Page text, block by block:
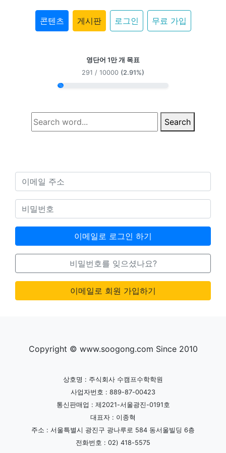
콘텐츠 게시판 로그인 무료 가입
영단어 1만 개 목표
291 / 10000 (2.91%)
Search
이메일로 로그인 하기
비밀번호를 잊으셨나요?
이메일로 회원 가입하기
Copyright © www.soogong.com Since 2010
상호명 : 주식회사 수캠프수학학원
사업자번호 : 889-87-00423
통신판매업 : 제2021-서울광진-0191호
대표자 : 이종혁
주소 : 서울특별시 광진구 광나루로 584 동서울빌딩 6층
전화번호 : 02) 418-5575